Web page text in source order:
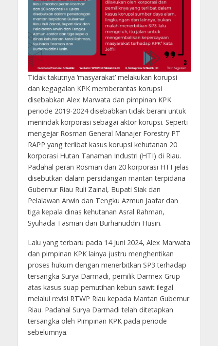
Tidak takutnya ‘masyarakat’ melakukan korupsi
dan kegagalan KPK memberantas korupsi
disebabkan Alex Marwata dan pimpinan KPK
periode 2019-2024 disebabkan tidak berani untuk
menindak korporasi sebagai aktor korupsi. Seperti
mengejar Rosman General Manajer Forestry PT
RAPP yang terlibat kasus korupsi kehutanan 20
korporasi Hutan Tanaman Industri (HTI) di Riau.
Padahal peran Rosman dan 20 korporasi HTI jelas
disebutkan dalam persidangan mantan terpidana
Gubernur Riau Ruli Zainal, Bupati Siak dan
Pelalawan Arwin dan Tengku Azmun Jaafar dan
tiga kepala dinas kehutanan Asral Rahman,
Syuhada Tasman dan Burhanuddin Husin.
Lalu yang terbaru pada 14 Juni 2024, Alex Marwata
dan pimpinan KPK lainya justru menghentikan
proses hukum dengan menerbitkan SP3 terhadap
tersangka Surya Darmadi, pemilik Darmex Grup
atas kasus suap pemutihan kebun sawit ilegal
melalui revisi RTWP Riau kepada Mantan Gubernur
Riau. Padahal Surya Darmadi telah ditetapkan
tersangka oleh Pimpinan KPK pada periode
sebelumnya.